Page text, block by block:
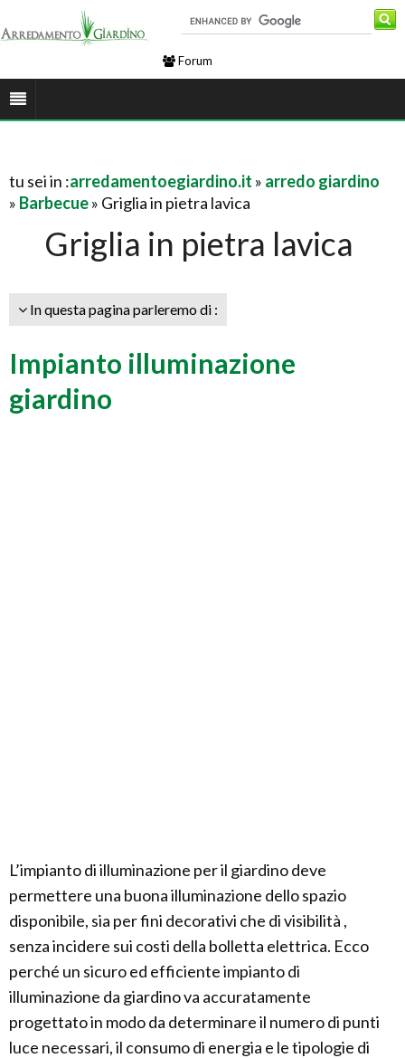
Forum
tu sei in :arredamentoegiardino.it » arredo giardino
» Barbecue» Griglia in pietra lavica
Griglia in pietra lavica
In questa pagina parleremo di :
Impianto illuminazione
giardino
L’impianto di illuminazione per il giardino deve
permettere una buona illuminazione dello spazio
disponibile, sia per fini decorativi che di visibilità ,
senza incidere sui costi della bolletta elettrica. Ecco
perché un sicuro ed efficiente impianto di
illuminazione da giardino va accuratamente
progettato in modo da determinare il numero di punti
luce necessari, il consumo di energia e le tipologie di